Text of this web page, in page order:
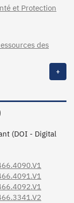
et Protection
des
+
(DOI - Digital